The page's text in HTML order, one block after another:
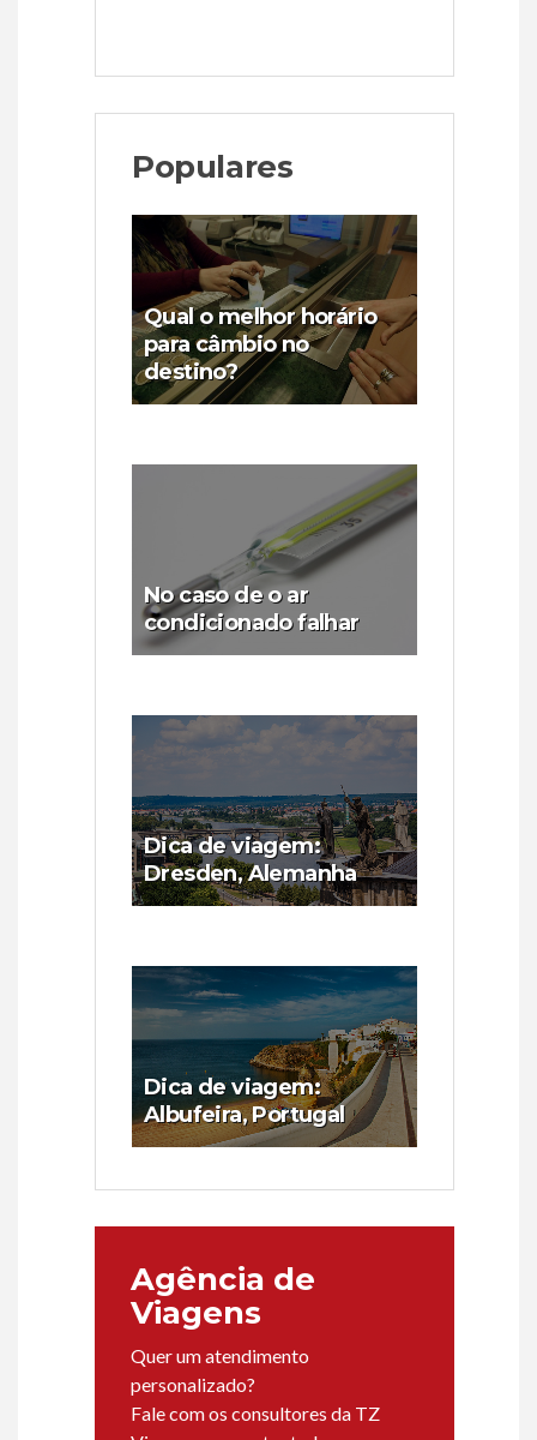
Populares
Qual o melhor horário
para câmbio no
destino?
No caso de o ar
condicionado falhar
Dica de viagem:
Dresden, Alemanha
Dica de viagem:
Albufeira, Portugal
Agência de
Viagens
Quer um atendimento
personalizado?
Fale com os consultores da TZ